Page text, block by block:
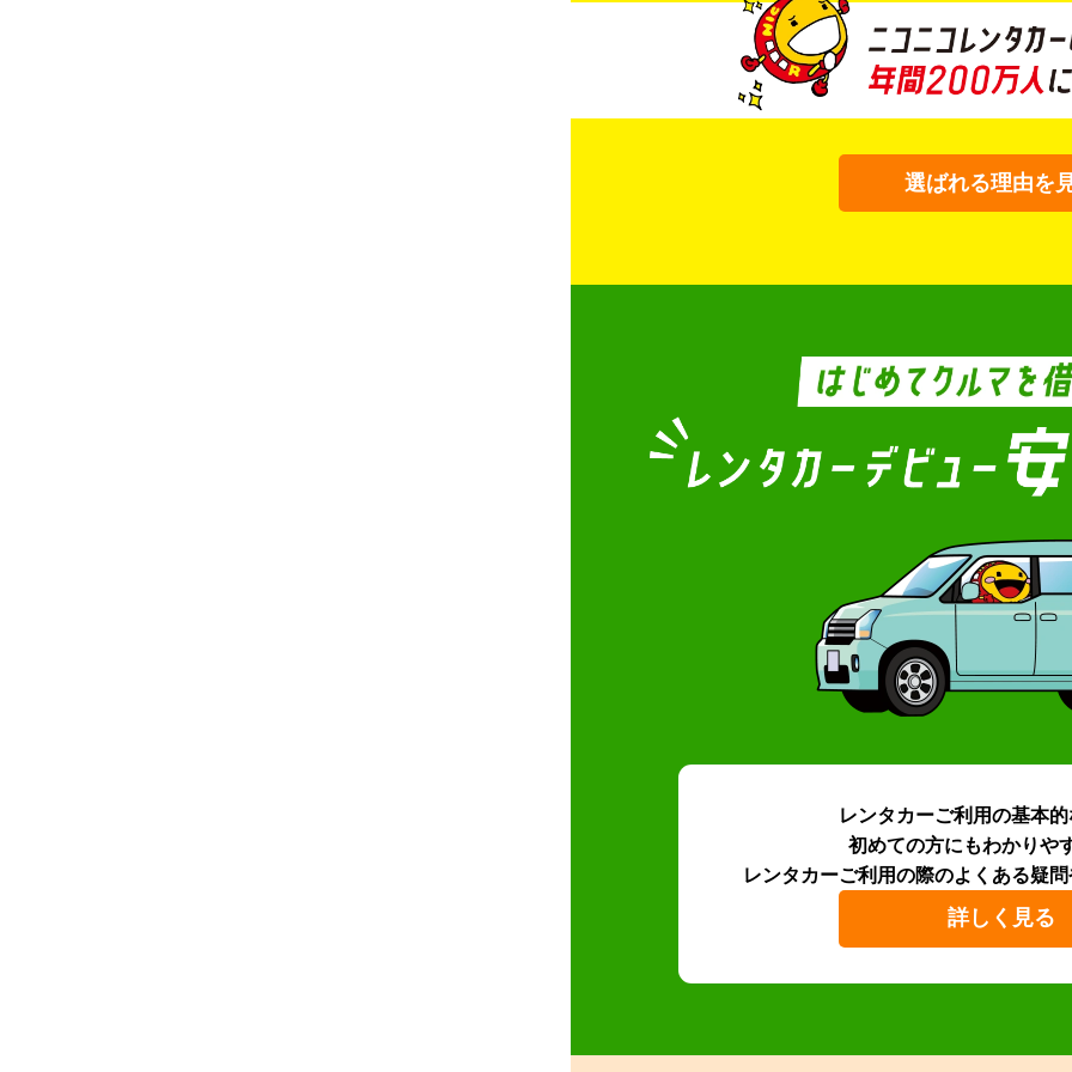
選ばれる理由を
レンタカーご利用の基本
初めての方にもわかりや
レンタカーご利用の際のよくある疑問
詳しく見る